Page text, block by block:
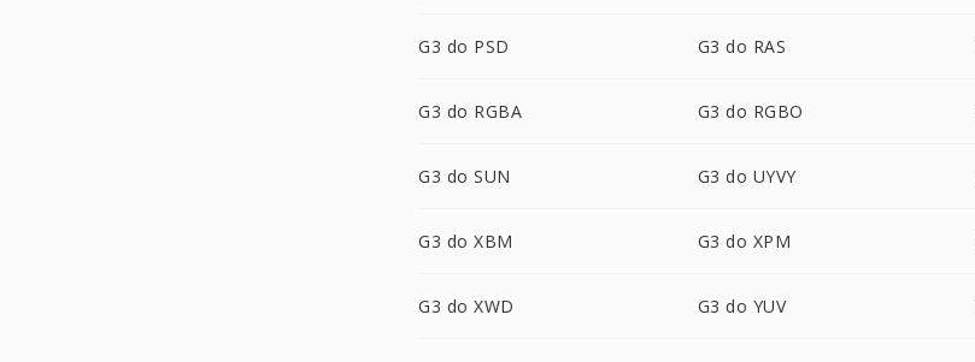
G3 do PSD G3 do RAS
G3 do RGBA G3 do RGBO
G3 do SUN G3 do UYVY
G3 do XBM G3 do XPM
G3 do XWD G3 do YUV